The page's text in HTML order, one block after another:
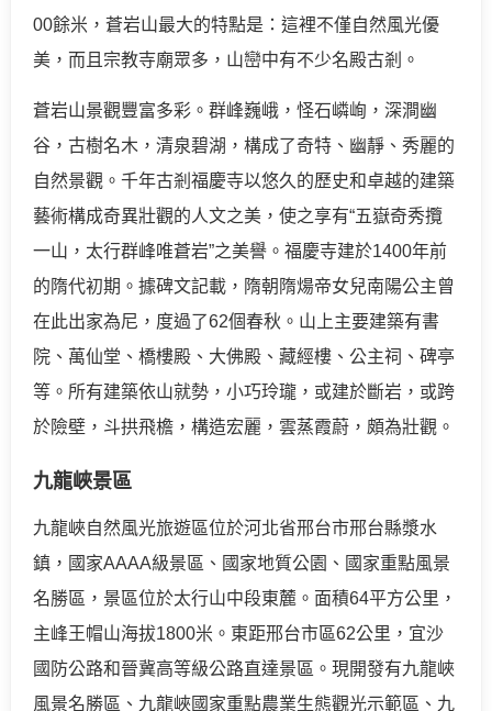
00餘米，蒼岩山最大的特點是：這裡不僅自然風光優
美，而且宗教寺廟眾多，山巒中有不少名殿古剎。
蒼岩山景觀豐富多彩。群峰巍峨，怪石嶙峋，深澗幽
谷，古樹名木，清泉碧湖，構成了奇特、幽靜、秀麗的
自然景觀。千年古剎福慶寺以悠久的歷史和卓越的建築
藝術構成奇異壯觀的人文之美，使之享有“五嶽奇秀攬
一山，太行群峰唯蒼岩”之美譽。福慶寺建於1400年前
的隋代初期。據碑文記載，隋朝隋煬帝女兒南陽公主曾
在此出家為尼，度過了62個春秋。山上主要建築有書
院、萬仙堂、橋樓殿、大佛殿、藏經樓、公主祠、碑亭
等。所有建築依山就勢，小巧玲瓏，或建於斷岩，或跨
於險壁，斗拱飛檐，構造宏麗，雲蒸霞蔚，頗為壯觀。
九龍峽景區
九龍峽自然風光旅遊區位於河北省邢台市邢台縣漿水
鎮，國家AAAA級景區、國家地質公園、國家重點風景
名勝區，景區位於太行山中段東麓。面積64平方公里，
主峰王帽山海拔1800米。東距邢台市區62公里，宜沙
國防公路和晉冀高等級公路直達景區。現開發有九龍峽
風景名勝區、九龍峽國家重點農業生態觀光示範區、九